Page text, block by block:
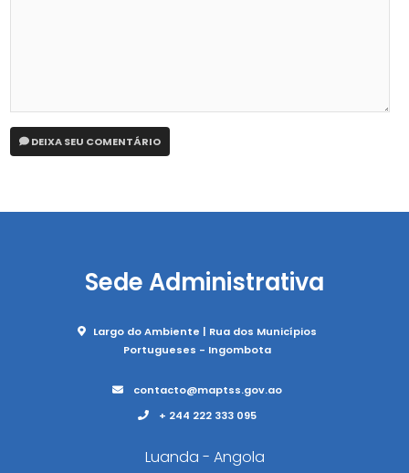
DEIXA SEU COMENTÁRIO
Sede Administrativa
Largo do Ambiente | Rua dos Municípios
Portugueses - Ingombota
contacto@maptss.gov.ao
+ 244 222 333 095
Luanda - Angola